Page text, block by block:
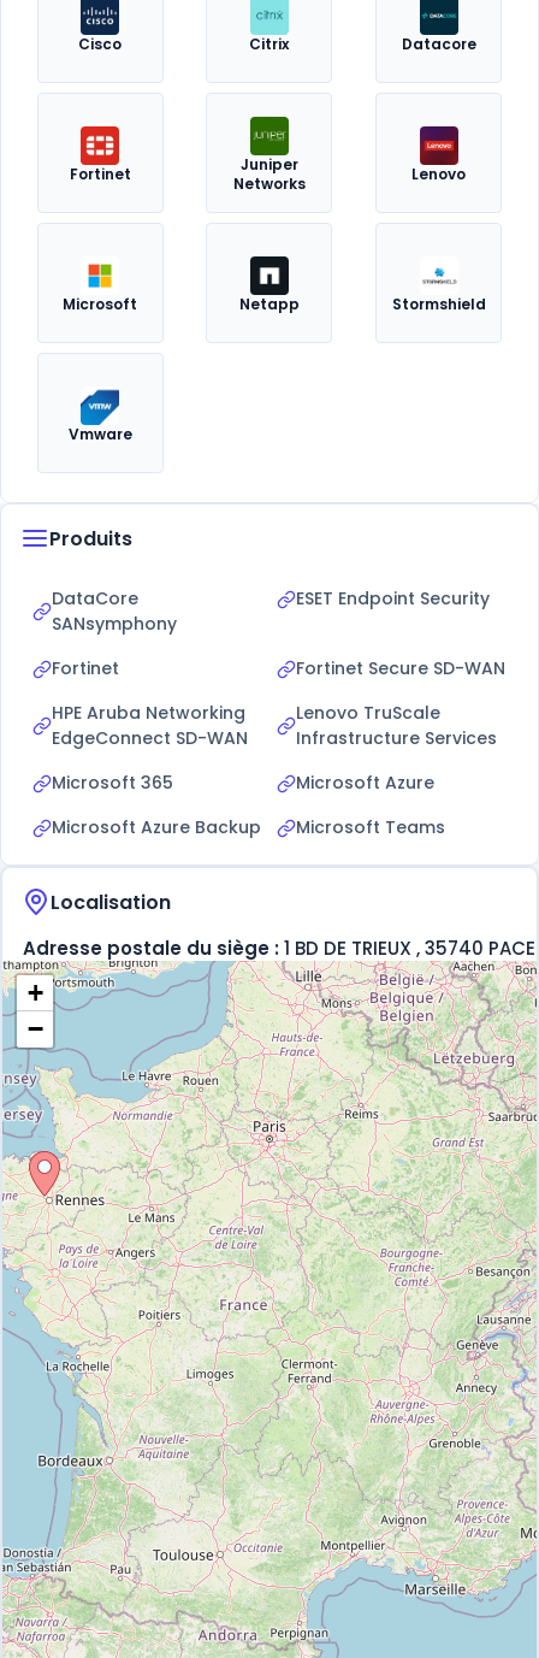
Cisco Citrix Datacore
Fortinet
Juniper
Networks
Lenovo
Microsoft Netapp Stormshield
Vmware
Produits
DataCore
SANsymphony
ESET Endpoint Security
Fortinet
Fortinet Secure SD-WAN
HPE Aruba Networking
EdgeConnect SD-WAN
Lenovo TruScale
Infrastructure Services
Microsoft 365
Microsoft Azure
Microsoft Azure Backup
Microsoft Teams
Localisation
Adresse postale du siège :1 BD DE TRIEUX , 35740 PACE
+
−